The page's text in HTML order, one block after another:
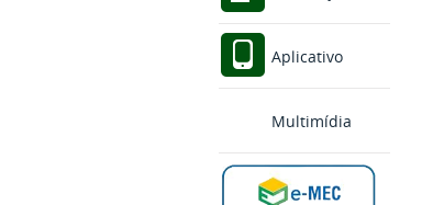
Aplicativo
Multimídia